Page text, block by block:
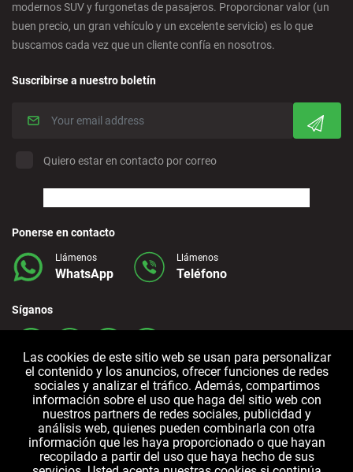
modernos SUV y furgonetas de pasajeros. Proporcionar valor (un
buen precio, un gran vehículo y un excelente servicio) es lo que
buscamos cada vez que un cliente confía en nosotros.
Suscribirse a nuestro boletín
Quiero estar en contacto por correo
Ponerse en contacto
Llámenos
WhatsApp
Llámenos
Teléfono
Síganos
Términos y
Condiciones
Política de
Privacidad
Política de
cookies
Las cookies de este sitio web se usan para personalizar
el contenido y los anuncios, ofrecer funciones de redes
sociales y analizar el tráfico. Además, compartimos
información sobre el uso que haga del sitio web con
nuestros partners de redes sociales, publicidad y
análisis web, quienes pueden combinarla con otra
información que les haya proporcionado o que hayan
recopilado a partir del uso que haya hecho de sus